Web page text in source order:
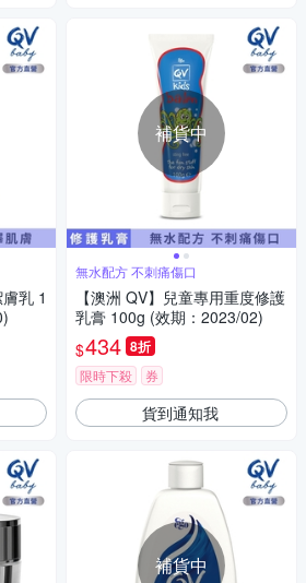
乳 1
補貨中
無水配方 不刺痛傷口
【澳洲 QV】兒童專用重度修護
乳膏 100g (效期：2023/02)
$434 8折
限時下殺 券
貨到通知我
補貨中